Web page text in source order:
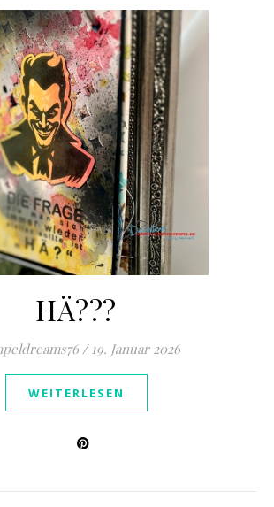
HÄ???
/ 19. Januar 2026
WEITERLESEN